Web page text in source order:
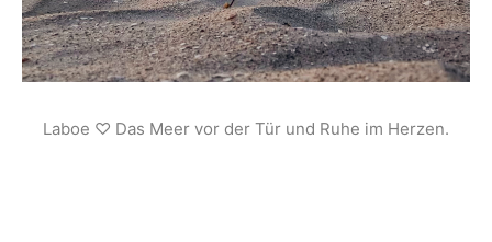
Laboe ♡ Das Meer vor der Tür und Ruhe im Herzen.